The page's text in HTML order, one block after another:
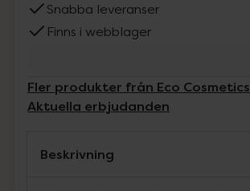
Snabba leveranser
Finns i webblager
Fler produkter från Eco Cosmetics
Aktuella erbjudanden
Beskrivning